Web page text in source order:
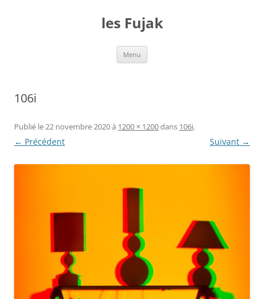
les Fujak
Menu
106i
Publié le22 novembre 2020à 1200 × 1200dans 106i.
← Précédent Suivant →